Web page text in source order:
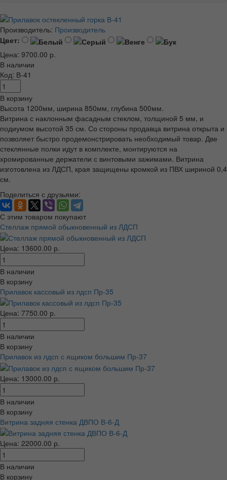
Производитель: Производитель
Цвет:
Цена: 9700.00 р.
В наличии
Код: В-41
В корзину
Высота 1200мм, ширина 850мм, глубина 500мм.
Витрина с наклонным фасадным стеклом, толщиной 5 мм, и
подиумом высотой 35 см. Со стороны продавца витрина открыта и
позволяет быстро продемонстрировать необходимый товар. Две
стеклянные полки идут в комплекте, монтируются на
хромированные держатели с винтовыми зажимами. Витрина
изготовлена из ЛДСП, края защищены кромкой из ПВХ шириной 0,4
см.
Поделиться с друзьями:
С этим товаром покупают
Стеллаж прямой обыкновенный из ЛДСП
Цена: 13600.00 р.
В наличии
В корзину
Прилавок кассовый из лдсп Пр-35
Цена: 7750.00 р.
В наличии
В корзину
Прилавок из лдсп с ящиком большим Пр-37
Цена: 13000.00 р.
В наличии
В корзину
Витрина задняя стенка ДВПО В-6-Д
Цена: 22000.00 р.
В наличии
В корзину